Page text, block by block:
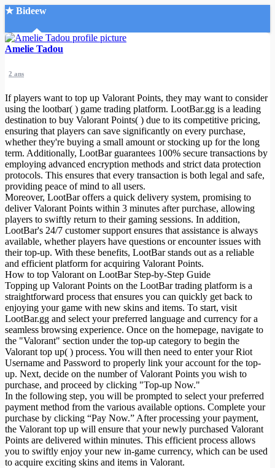
★ Bideew
Accueil
Recherche Avancée
Mon compte
Connexion
Créer un compte
Mode nuit
Amelie Tadou
2 ans
If players want to top up Valorant Points, they may want to consider
using the lootbar( ) game trading platform. LootBar.gg is a leading
destination to buy Valorant Points( ) due to its competitive pricing,
ensuring that players can save significantly on every purchase,
whether they're buying a small amount or stocking up for the long
term. Additionally, LootBar guarantees 100% secure transactions by
employing advanced encryption methods and strict data protection
protocols. This ensures that every transaction is both legal and safe,
providing peace of mind to all users.
Moreover, LootBar offers a quick delivery system, promising to
deliver Valorant Points within 3 minutes after purchase, allowing
players to swiftly return to their gaming sessions. In addition,
LootBar's 24/7 customer support ensures that assistance is always
available, whether players have questions or encounter issues with
their top-up. With these benefits, LootBar stands out as a reliable
and efficient platform for acquiring Valorant Points.
How to top Valorant on LootBar Step-by-Step Guide
Topping up Valorant Points on the LootBar trading platform is a
straightforward process that ensures you can quickly get back to
enjoying your game with new skins and items. To start, visit
LootBar.gg and select your preferred language and currency for a
seamless browsing experience. Once on the homepage, navigate to
the "Valorant" section under the top-up category to begin the
Valorant top up( ) process. You will then need to enter your Riot
Username and Password to properly link your account for the top-
up. Next, decide on the number of Valorant Points you wish to
purchase, and proceed by clicking "Top-up Now."
In the following step, you will be prompted to select your preferred
payment method from the various available options. Complete your
purchase by clicking “Pay Now.” After processing your payment,
the Valorant top up will ensure that your newly purchased Valorant
Points are delivered within minutes. This efficient process allows
you to swiftly enjoy your new in-game currency, which can be used
to acquire exciting skins and items in Valorant.